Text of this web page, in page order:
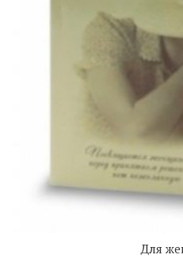
Для